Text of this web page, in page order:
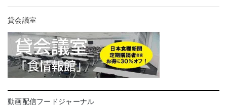
貸会議室
動画配信フードジャーナル